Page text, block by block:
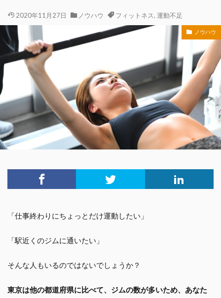
2020年11月27日 ノウハウ フィットネス, 運動不足
ノウハウ
「仕事終わりにちょっとだけ運動したい」
「駅近くのジムに通いたい」
そんな人もいるのではないでしょうか？
東京は他の都道府県に比べて、ジムの数が多いため、あなた